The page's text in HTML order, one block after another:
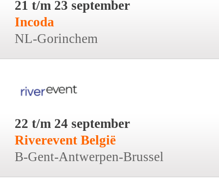
21 t/m 23 september
Incoda
NL-Gorinchem
22 t/m 24 september
Riverevent België
B-Gent-Antwerpen-Brussel